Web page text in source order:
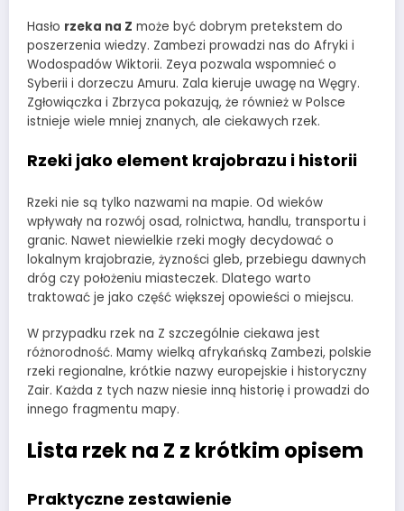
Hasło rzeka na Z może być dobrym pretekstem do
poszerzenia wiedzy. Zambezi prowadzi nas do Afryki i
Wodospadów Wiktorii. Zeya pozwala wspomnieć o
Syberii i dorzeczu Amuru. Zala kieruje uwagę na Węgry.
Zgłowiączka i Zbrzyca pokazują, że również w Polsce
istnieje wiele mniej znanych, ale ciekawych rzek.
Rzeki jako element krajobrazu i historii
Rzeki nie są tylko nazwami na mapie. Od wieków
wpływały na rozwój osad, rolnictwa, handlu, transportu i
granic. Nawet niewielkie rzeki mogły decydować o
lokalnym krajobrazie, żyzności gleb, przebiegu dawnych
dróg czy położeniu miasteczek. Dlatego warto
traktować je jako część większej opowieści o miejscu.
W przypadku rzek na Z szczególnie ciekawa jest
różnorodność. Mamy wielką afrykańską Zambezi, polskie
rzeki regionalne, krótkie nazwy europejskie i historyczny
Zair. Każda z tych nazw niesie inną historię i prowadzi do
innego fragmentu mapy.
Lista rzek na Z z krótkim opisem
Praktyczne zestawienie